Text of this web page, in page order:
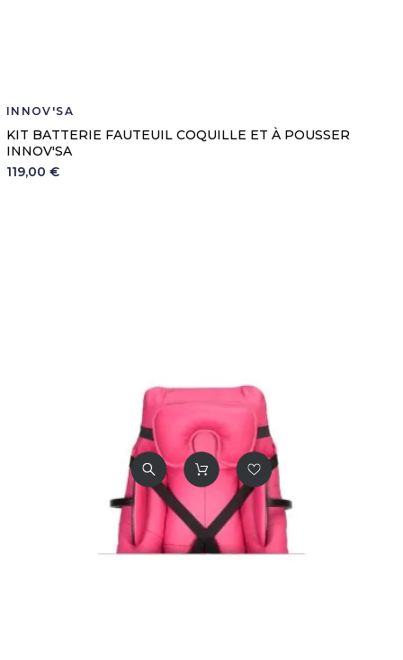
INNOV'SA
KIT BATTERIE FAUTEUIL COQUILLE ET À POUSSER
INNOV'SA
119,00 €